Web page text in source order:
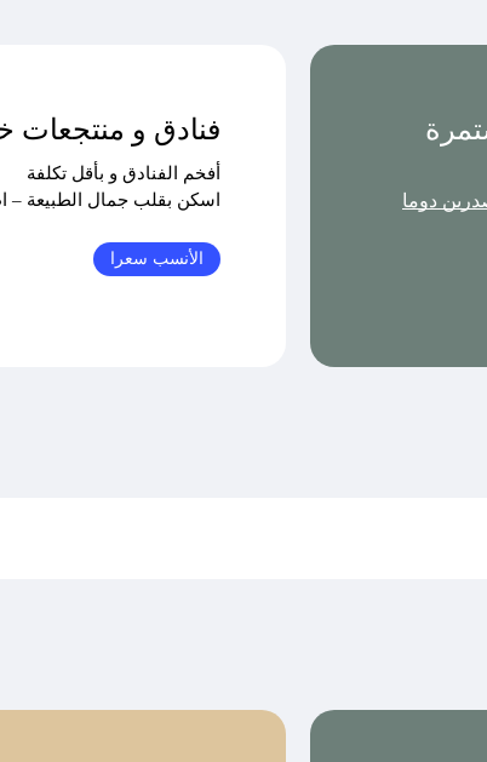
فنادق و منتجعات
أفخم الفنادق و بأقل تكلفة
اسكن بقلب جمال الطبيعة –
الأنسب سعرا
دوما